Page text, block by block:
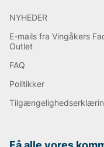
NYHEDER
E-mails fra Vingåkers
Outlet
FAQ
Politikker